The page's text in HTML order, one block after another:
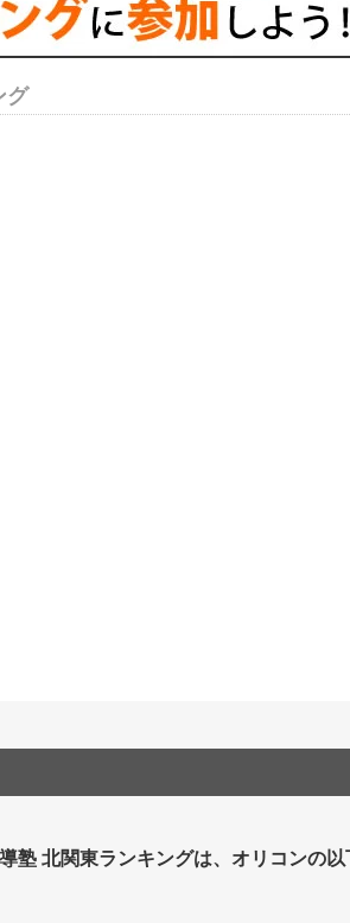
グ
塾 北関東ランキングは、オリコンの